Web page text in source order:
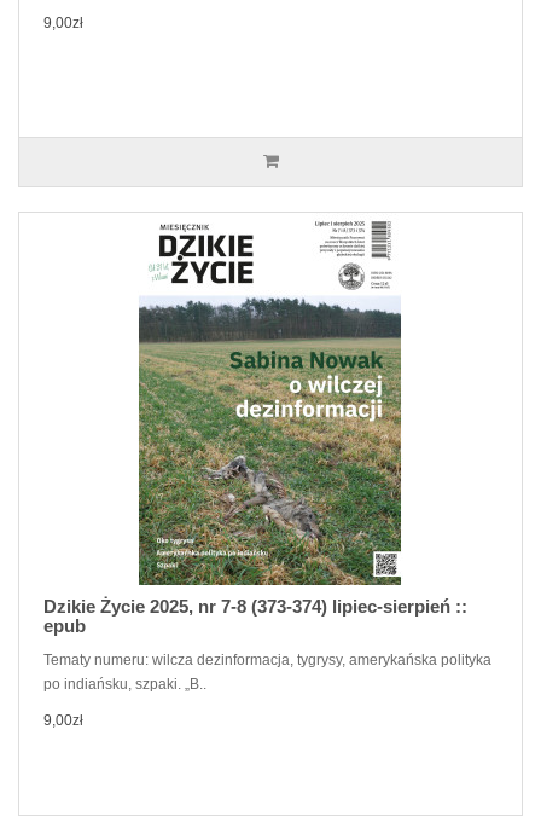
9,00zł
Dzikie Życie 2025, nr 7-8 (373-374) lipiec-sierpień ::
epub
Tematy numeru: wilcza dezinformacja, tygrysy, amerykańska polityka
po indiańsku, szpaki. „B..
9,00zł